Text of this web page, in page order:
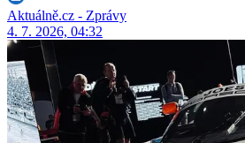
Aktuálně.cz - Zprávy
4. 7. 2026, 04:32